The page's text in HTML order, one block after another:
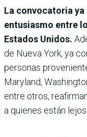
La convocatoria
entusiasmo entre
Estados Unidos.
de Nueva York, ya
personas
Maryland,
entre otros,
a quienes están